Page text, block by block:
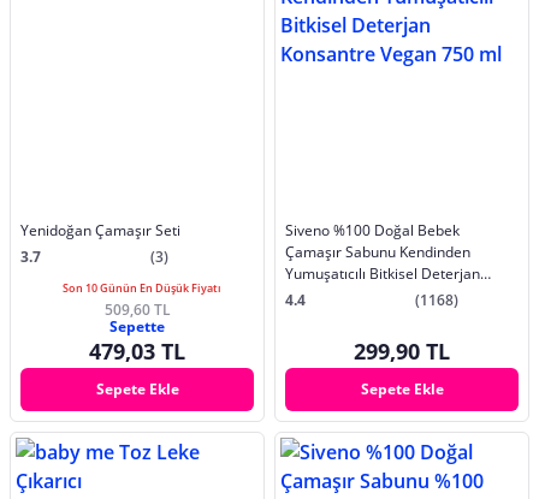
Yenidoğan Çamaşır Seti
3.7
(3)
Son 10 Günün En Düşük Fiyatı
509,60 TL
Sepette
479,03 TL
Sepete Ekle
Siveno %100 Doğal Bebek
Çamaşır Sabunu Kendinden
Yumuşatıcılı Bitkisel Deterjan
Konsantre Vegan 750 ml
4.4 (1168)
299,90 TL
Sepete Ekle